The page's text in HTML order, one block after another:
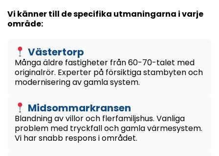
Vi känner till de specifika utmaningarna i varje
område:
Västertorp
Många äldre fastigheter från 60-70-talet med
originalrör. Experter på försiktiga stambyten och
modernisering av gamla system.
Midsommarkransen
Blandning av villor och flerfamiljshus. Vanliga
problem med tryckfall och gamla värmesystem.
Vi har snabb respons i området.